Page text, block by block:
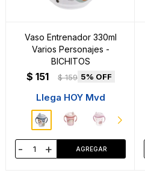
Vaso Entrenador 330ml
Varios Personajes -
BICHITOS
$ 151 $ 159 5
Llega HOY Mvd
- +